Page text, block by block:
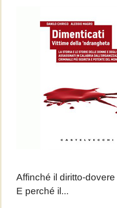
Affinché il diritto-
E perché il...